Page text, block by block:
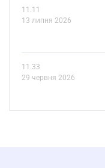
11.11
13 липня 2026
11.33
29 червня 2026